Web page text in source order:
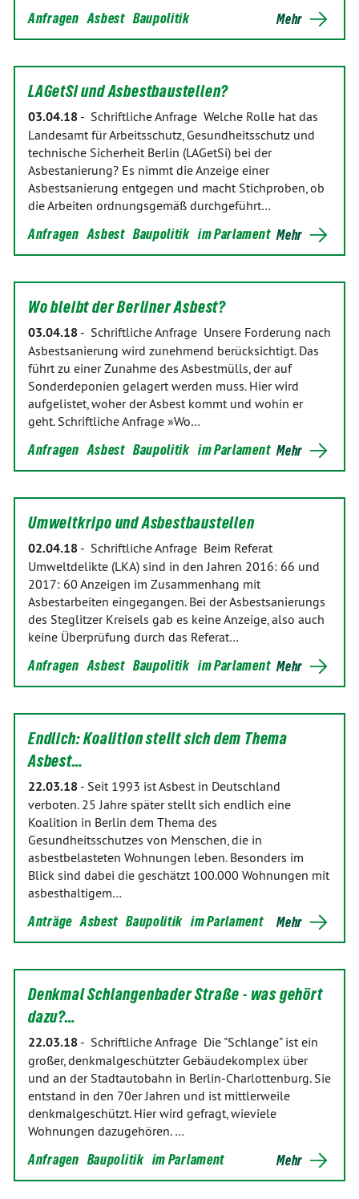
Anfragen Asbest Baupolitik Mehr
LAGetSi und Asbestbaustellen?
03.04.18 - Schriftliche Anfrage Welche Rolle hat das
Landesamt für Arbeitsschutz, Gesundheitsschutz und
technische Sicherheit Berlin (LAGetSi) bei der
Asbestanierung? Es nimmt die Anzeige einer
Asbestsanierung entgegen und macht Stichproben, ob
die Arbeiten ordnungsgemäß durchgeführt…
Anfragen Asbest Baupolitik im Parlament Mehr
Wo bleibt der Berliner Asbest?
03.04.18 - Schriftliche Anfrage Unsere Forderung nach
Asbestsanierung wird zunehmend berücksichtigt. Das
führt zu einer Zunahme des Asbestmülls, der auf
Sonderdeponien gelagert werden muss. Hier wird
aufgelistet, woher der Asbest kommt und wohin er
geht. Schriftliche Anfrage »Wo…
Anfragen Asbest Baupolitik im Parlament Mehr
Umweltkripo und Asbestbaustellen
02.04.18 - Schriftliche Anfrage Beim Referat
Umweltdelikte (LKA) sind in den Jahren 2016: 66 und
2017: 60 Anzeigen im Zusammenhang mit
Asbestarbeiten eingegangen. Bei der Asbestsanierungs
des Steglitzer Kreisels gab es keine Anzeige, also auch
keine Überprüfung durch das Referat…
Anfragen Asbest Baupolitik im Parlament Mehr
Endlich: Koalition stellt sich dem Thema
Asbest…
22.03.18 - Seit 1993 ist Asbest in Deutschland
verboten. 25 Jahre später stellt sich endlich eine
Koalition in Berlin dem Thema des
Gesundheitsschutzes von Menschen, die in
asbestbelasteten Wohnungen leben. Besonders im
Blick sind dabei die geschätzt 100.000 Wohnungen mit
asbesthaltigem…
Anträge Asbest Baupolitik im Parlament Mehr
Denkmal Schlangenbader Straße - was gehört
dazu?…
22.03.18 - Schriftliche Anfrage Die "Schlange" ist ein
großer, denkmalgeschützter Gebäudekomplex über
und an der Stadtautobahn in Berlin-Charlottenburg. Sie
entstand in den 70er Jahren und ist mittlerweile
denkmalgeschützt. Hier wird gefragt, wieviele
Wohnungen dazugehören. …
Anfragen Baupolitik im Parlament Mehr